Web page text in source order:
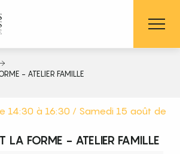
- ATELIER FAMILLE
14:30 à 16:30 / Samedi 15 août de
LA FORME - ATELIER FAMILLE